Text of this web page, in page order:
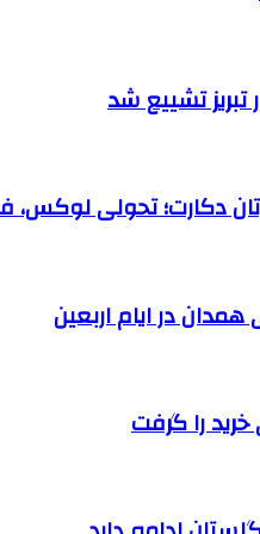
تشییع شد
دکارت؛ تحولی
را گرفت